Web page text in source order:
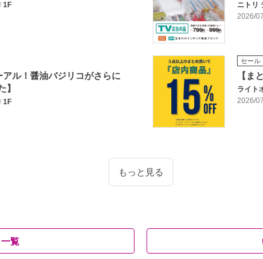
/ 1F
ニトリ
2026/
アル！醤油バジリコがさらに
】
/ 1F
セール
【ま
ライト
2026/
もっと見る
覧